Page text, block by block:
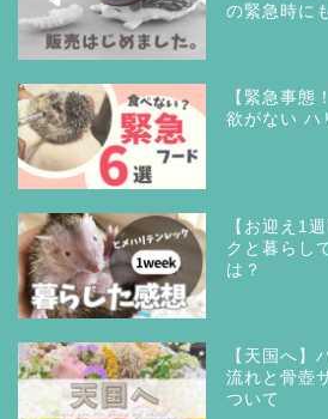
の緊急時に
【緊急事態
欲がない ハ
【お迎え1
クと暮らし
は？
【天国へ】
流れと骨壺
ついて